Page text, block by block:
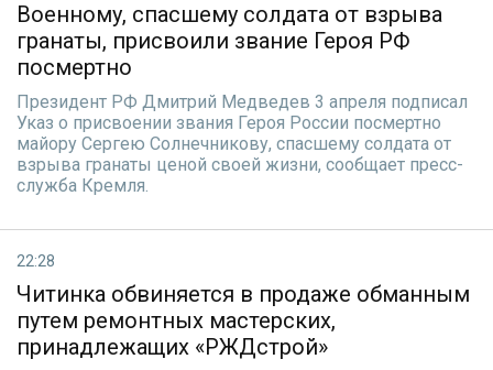
Военному, спасшему солдата от взрыва
гранаты, присвоили звание Героя РФ
посмертно
Президент РФ Дмитрий Медведев 3 апреля подписал
Указ о присвоении звания Героя России посмертно
майору Сергею Солнечникову, спасшему солдата от
взрыва гранаты ценой своей жизни, сообщает пресс-
служба Кремля.
22:28
Читинка обвиняется в продаже обманным
путем ремонтных мастерских,
принадлежащих «РЖДстрой»